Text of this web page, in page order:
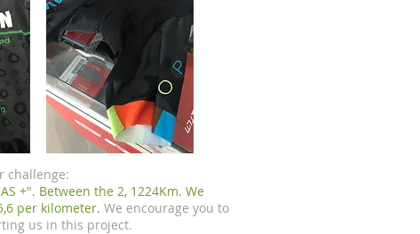
challenge:
+". Between the 2, 1224Km. We
per kilometer. We encourage you to
us in this project.